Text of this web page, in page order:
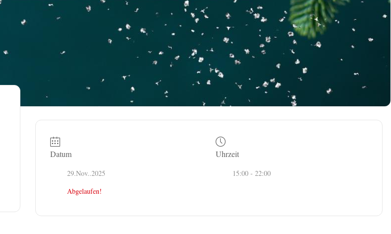
Datum
29.Nov..2025
Abgelaufen!
Uhrzeit
15:00 - 22:00